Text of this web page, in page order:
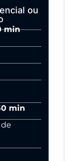
ou
min
min
de